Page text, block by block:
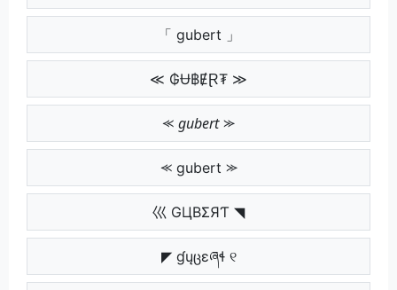
「 gubert 」
≪ ₲Ʉ฿ɆⱤ₮ ≫
⪻ 𝘨𝘶𝘣𝘦𝘳𝘵 ⪼
⪻ gubert ⪼
巛 GЦBΣЯƬ ◥
◤ ɠųცɛཞɬ ୧